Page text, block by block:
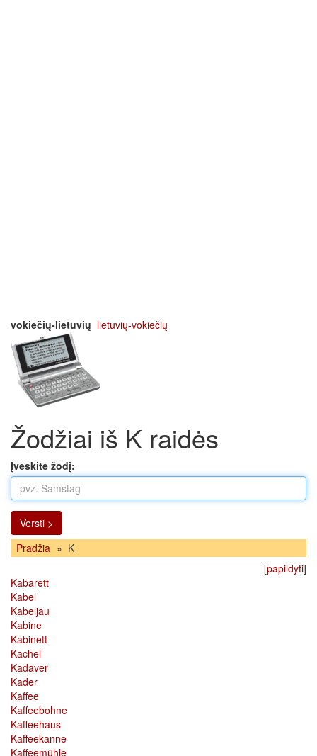
vokiečių-lietuvių lietuvių-vokiečių
Žodžiai iš K raidės
Įveskite žodį:
Versti >
Pradžia » K
[papildyti]
Kabarett
Kabel
Kabeljau
Kabine
Kabinett
Kachel
Kadaver
Kader
Kaffee
Kaffeebohne
Kaffeehaus
Kaffeekanne
Kaffeemühle